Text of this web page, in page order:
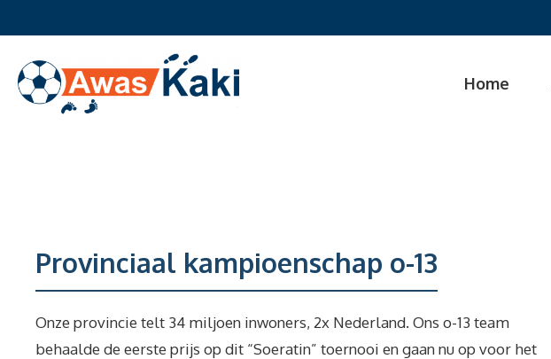
naar
inhoud
Home
Provinciaal kampioenschap o-13
Onze provincie telt 34 miljoen inwoners, 2x Nederland. Ons o-13 team
behaalde de eerste prijs op dit “Soeratin” toernooi en gaan nu op voor het